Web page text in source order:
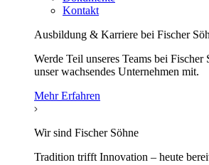
Kontakt
Ausbildung & Karriere bei Fischer
Werde Teil unseres Teams bei Fischer
unser wachsendes Unternehmen mit.
Mehr Erfahren
Wir sind Fischer Söhne
Tradition trifft Innovation – heute